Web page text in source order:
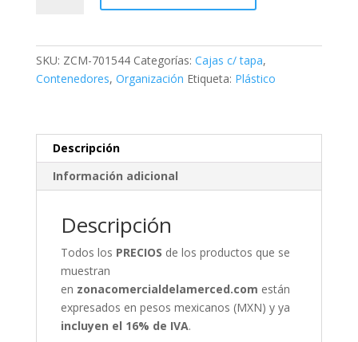
SKU: ZCM-701544 Categorías: Cajas c/ tapa,
Contenedores, Organización Etiqueta: Plástico
Descripción
Información adicional
Descripción
Todos los PRECIOS de los productos que se
muestran
en zonacomercialdelamerced.com están
expresados en pesos mexicanos (MXN) y ya
incluyen el 16% de IVA.